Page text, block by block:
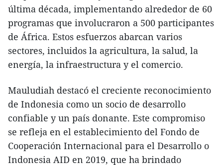
última década, implementando alrededor de 60
programas que involucraron a 500 participantes
de África. Estos esfuerzos abarcan varios
sectores, incluidos la agricultura, la salud, la
energía, la infraestructura y el comercio.
Mauludiah destacó el creciente reconocimiento
de Indonesia como un socio de desarrollo
confiable y un país donante. Este compromiso
se refleja en el establecimiento del Fondo de
Cooperación Internacional para el Desarrollo o
Indonesia AID en 2019, que ha brindado